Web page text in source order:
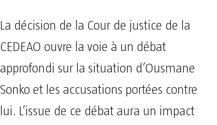
La décision de la Cour de justice de la
CEDEAO ouvre la voie à un débat
approfondi sur la situation d’Ousmane
Sonko et les accusations portées contre
lui. L’issue de ce débat aura un impact